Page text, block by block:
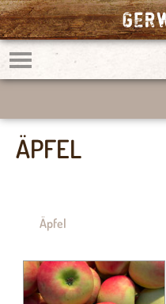
ÄPFEL
Äpfel